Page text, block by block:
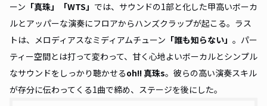
ーン 「真珠」「WTS」 では、サウンドの1部と化した甲高いボーカ
ルとアッパーな演奏にフロアからハンズクラップが起こる。ラス
トは、メロディアスなミディアムチューン 「誰も知らない」 。パー
ティー空間とは打って変わって、甘く心地よいボーカルとシンプル
なサウンドをしっかり聴かせるoh!! 真珠s。彼らの高い演奏スキル
が存分に伝わってくる1曲で締め、ステージを後にした。